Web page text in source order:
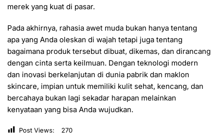
merek yang kuat di pasar.
Pada akhirnya, rahasia awet muda bukan hanya tentang
apa yang Anda oleskan di wajah tetapi juga tentang
bagaimana produk tersebut dibuat, dikemas, dan dirancang
dengan cinta serta keilmuan. Dengan teknologi modern
dan inovasi berkelanjutan di dunia pabrik dan maklon
skincare, impian untuk memiliki kulit sehat, kencang, dan
bercahaya bukan lagi sekadar harapan melainkan
kenyataan yang bisa Anda wujudkan.
Post Views: 270